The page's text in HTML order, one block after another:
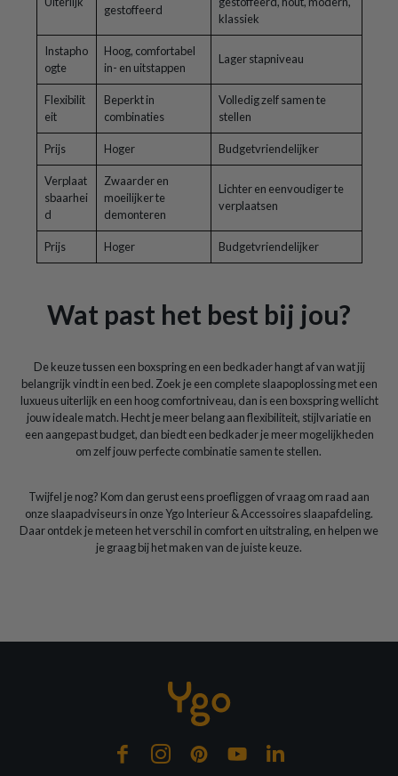
gestoffeerd
klassiek
Instapho
ogte
Hoog, comfortabel
in- en uitstappen
Lager stapniveau
Flexibilit
eit
Beperkt in
combinaties
Volledig zelf samen te
stellen
Prijs Hoger Budgetvriendelijker
Verplaat
sbaarhei
d
Zwaarder en
moeilijker te
demonteren
Lichter en eenvoudiger te
verplaatsen
Prijs Hoger Budgetvriendelijker
Wat past het best bij jou?
De keuze tussen een boxspring en een bedkader hangt af van wat jij
belangrijk vindt in een bed. Zoek je een complete slaapoplossing met een
luxueus uiterlijk en een hoog comfortniveau, dan is een boxspring wellicht
jouw ideale match. Hecht je meer belang aan flexibiliteit, stijlvariatie en
een aangepast budget, dan biedt een bedkader je meer mogelijkheden
om zelf jouw perfecte combinatie samen te stellen.
Twijfel je nog? Kom dan gerust eens proefliggen of vraag om raad aan
onze slaapadviseurs in onze Ygo Interieur & Accessoires slaapafdeling.
Daar ontdek je meteen het verschil in comfort en uitstraling, en helpen we
je graag bij het maken van de juiste keuze.